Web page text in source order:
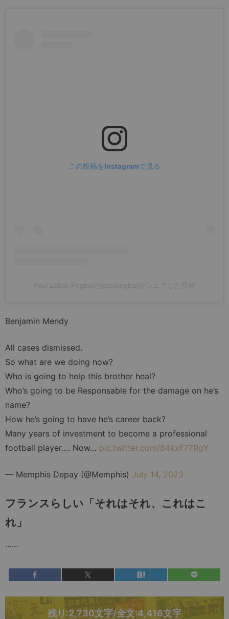
この投稿をInstagramで見る
Benjamin Mendy
All cases dismissed.
So what are we doing now?
Who is going to help this brother heal?
Who’s going to be Responsable for the damage on he’s
name?
How he’s going to have he’s career back?
Many years of investment to become a professional
football player…. Now… pic.twitter.com/84kxF77RgY
— Memphis Depay (@Memphis) July 14, 2023
フランスらしい「それはそれ、これはこ
れ」
……
残り:2,730文字/全文:4,416文字